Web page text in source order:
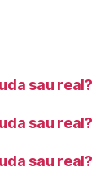
sau real?
sau real?
sau real?